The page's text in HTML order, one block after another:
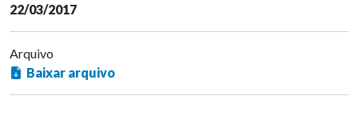
22/03/2017
Arquivo
Baixar arquivo